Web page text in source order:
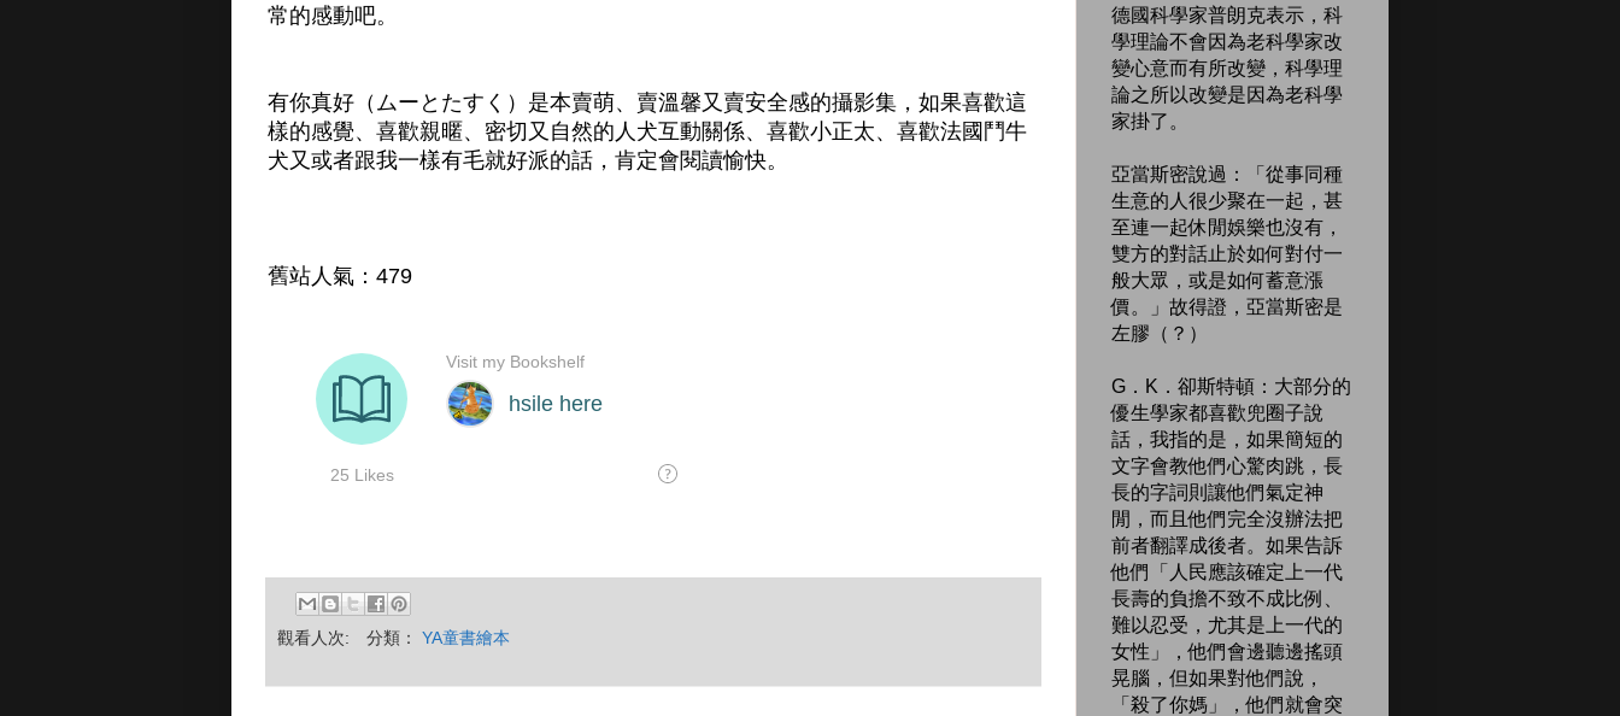
常的感動吧。
有你真好（ムーとたすく）是本賣萌、賣溫馨又賣安全感的攝影集，如果喜歡這
樣的感覺、喜歡親暱、密切又自然的人犬互動關係、喜歡小正太、喜歡法國鬥牛
犬又或者跟我一樣有毛就好派的話，肯定會閱讀愉快。
舊站人氣：479
觀看人次: 分類： YA童書繪本
德國科學家普朗克表示，科
學理論不會因為老科學家改
變心意而有所改變，科學理
論之所以改變是因為老科學
家掛了。
亞當斯密說過：「從事同種
生意的人很少聚在一起，甚
至連一起休閒娛樂也沒有，
雙方的對話止於如何對付一
般大眾，或是如何蓄意漲
價。」故得證，亞當斯密是
左膠（？）
G．K．卻斯特頓：大部分的
優生學家都喜歡兜圈子說
話，我指的是，如果簡短的
文字會教他們心驚肉跳，長
長的字詞則讓他們氣定神
閒，而且他們完全沒辦法把
前者翻譯成後者。如果告訴
他們「人民應該確定上一代
長壽的負擔不致不成比例、
難以忍受，尤其是上一代的
女性」，他們會邊聽邊搖頭
晃腦，但如果對他們說，
「殺了你媽」，他們就會突